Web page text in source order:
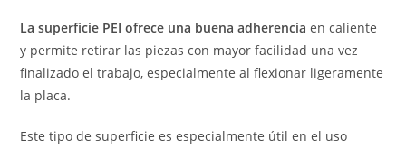
La superficie PEI ofrece una buena adherencia en caliente
y permite retirar las piezas con mayor facilidad una vez
finalizado el trabajo, especialmente al flexionar ligeramente
la placa.
Este tipo de superficie es especialmente útil en el uso